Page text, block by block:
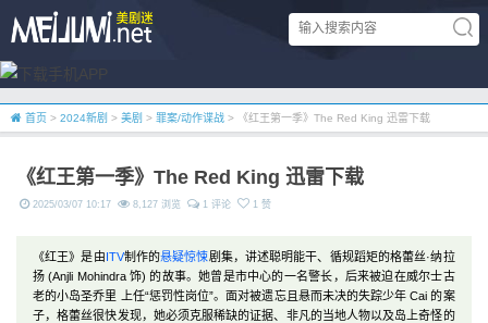
首页 > 2024新剧 > 美剧 > 罪案/动作谍战 > 《红王第一季》The Red King 迅雷下载
《红王第一季》The Red King 迅雷下载
2025/03/07 10:17 8,127 浏览 1 评论 1 赞
《红王》是由ITV制作的悬疑惊悚剧集，讲述聪明能干、循规蹈矩的格蕾丝·纳拉
扬 (Anjli Mohindra 饰) 的故事。她曾是市中心的一名警长，后来被迫在威尔士古
老的小岛圣乔里 上任“惩罚性岗位”。面对被遗忘且悬而未决的失踪少年 Cai 的案
子，格蕾丝很快发现，她必须克服稀缺的证据、非凡的当地人物以及岛上奇怪的